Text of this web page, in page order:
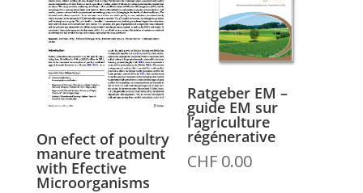
CHF 1'000.00
On efect of poultry
manure treatment
with Efective
Microorganisms
Ratgeber EM –
guide EM sur
l’agriculture
régénerative
CHF 0.00